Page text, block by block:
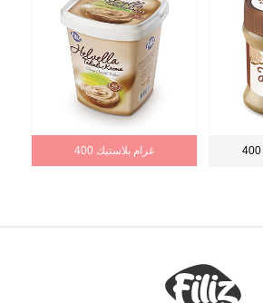
400 غرام بلاستيك